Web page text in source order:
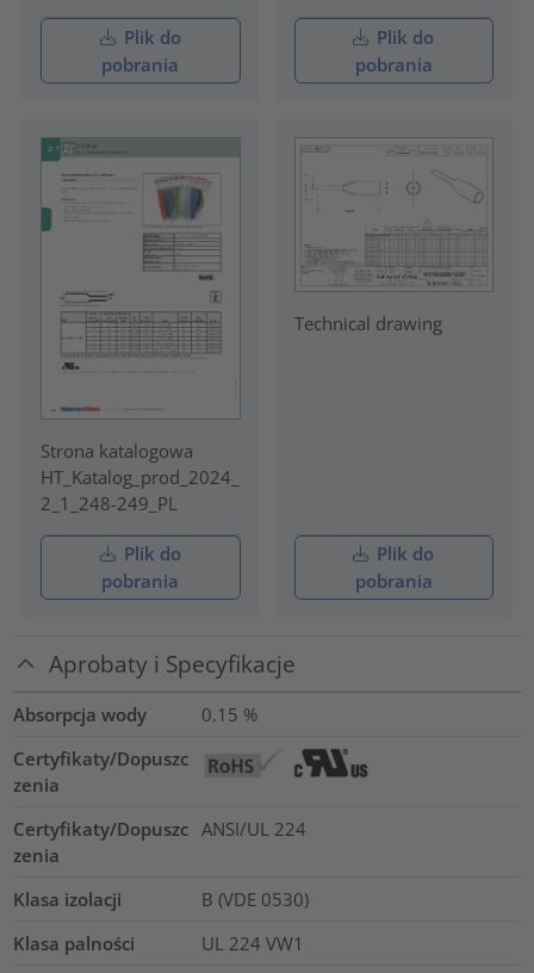
Plik do
pobrania
Plik do
pobrania
Strona katalogowa
HT_Katalog_prod_2024_
2_1_248-249_PL
Plik do
pobrania
Technical drawing
Plik do
pobrania
Aprobaty i Specyfikacje
Absorpcja wody 0.15 %
Certyfikaty/Dopuszc
zenia
Certyfikaty/Dopuszc
zenia
ANSI/UL 224
Klasa izolacji
B (VDE 0530)
Klasa palności
UL 224 VW1